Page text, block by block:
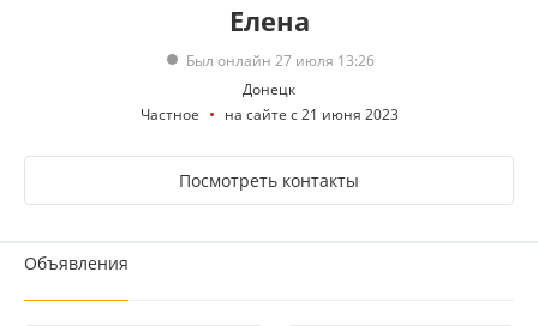
Объявления
Елена
Был онлайн 27 июля 13:26
Донецк
Частное
на сайте с 21 июня 2023
Посмотреть контакты